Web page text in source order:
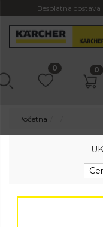
Besplatna
0 0
Početna